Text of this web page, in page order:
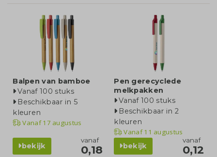
Balpen van bamboe
Vanaf 100 stuks
Beschikbaar in 5
kleuren
Vanaf17 augustus
bekijk
vanaf
0,18
Pen gerecyclede
melkpakken
Vanaf 100 stuks
Beschikbaar in 2
kleuren
Vanaf11 augustus
bekijk
vanaf
0,12